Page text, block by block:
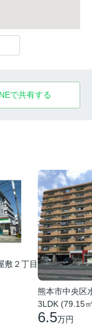
で共有する
敷２丁目
熊本市中央区
3LDK (79.15
6.5万円